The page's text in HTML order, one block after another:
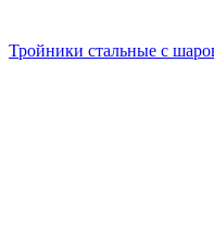
Тройники стальные с